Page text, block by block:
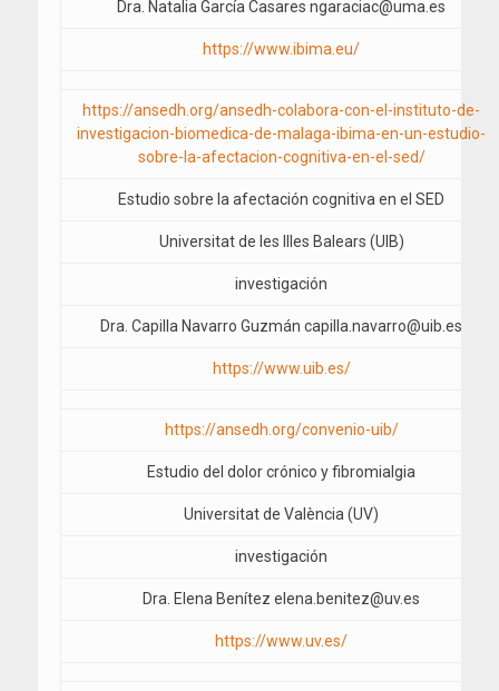
Dra. Natalia García Casares ngaraciac@uma.es
https://www.ibima.eu/
https://ansedh.org/ansedh-colabora-con-el-instituto-de-
investigacion-biomedica-de-malaga-ibima-en-un-estudio-
sobre-la-afectacion-cognitiva-en-el-sed/
Estudio sobre la afectación cognitiva en el SED
Universitat de les Illes Balears (UIB)
investigación
Dra. Capilla Navarro Guzmán capilla.navarro@uib.es
https://www.uib.es/
https://ansedh.org/convenio-uib/
Estudio del dolor crónico y fibromialgia
Universitat de València (UV)
investigación
Dra. Elena Benítez elena.benitez@uv.es
https://www.uv.es/